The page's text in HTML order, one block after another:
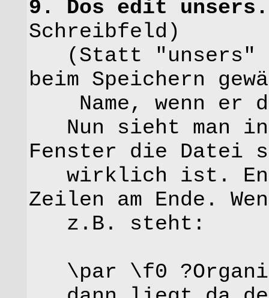
9. Dos edit
Schreibfeld)
(Statt "unsers"
beim Speichern
Name, wenn er
Nun sieht man in
Fenster die Datei
wirklich ist.
Zeilen am Ende.
z.B. steht:
\par \f0